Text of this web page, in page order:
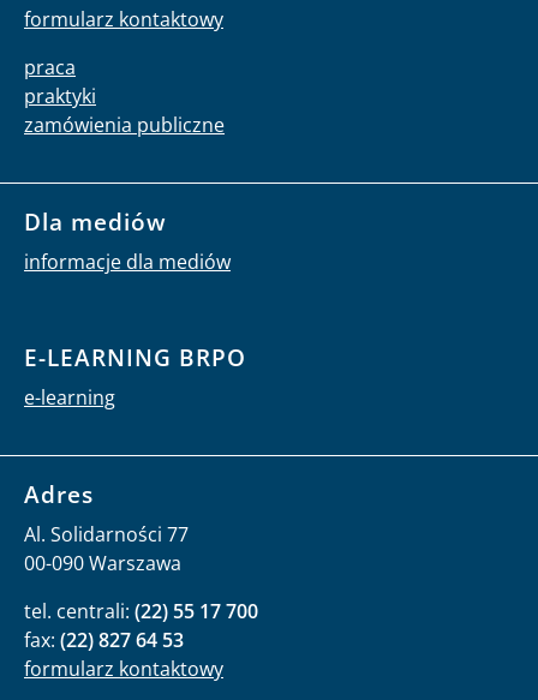
formularz kontaktowy
praca
praktyki
zamówienia publiczne
Dla mediów
informacje dla mediów
E-LEARNING BRPO
e-learning
Adres
Al. Solidarności 77
00-090 Warszawa
tel. centrali: (22) 55 17 700
fax: (22) 827 64 53
formularz kontaktowy